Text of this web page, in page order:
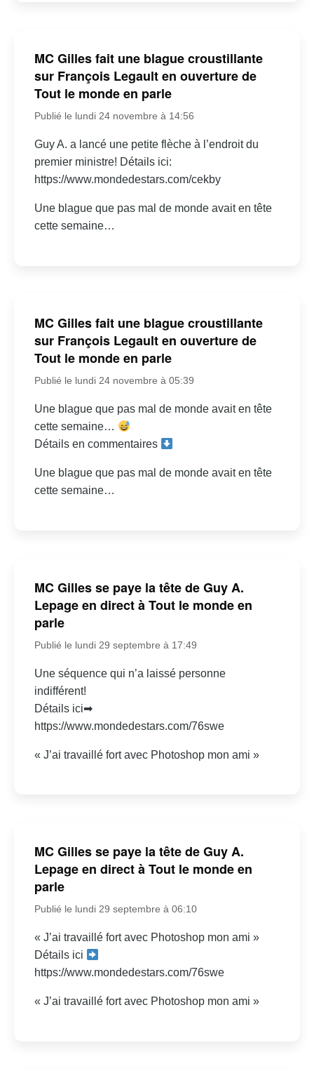
MC Gilles fait une blague croustillante
sur François Legault en ouverture de
Tout le monde en parle
Publié le lundi 24 novembre à 14:56
Guy A. a lancé une petite flèche à l’endroit du
premier ministre! Détails ici:
https://www.mondedestars.com/cekby
Une blague que pas mal de monde avait en tête
cette semaine…
MC Gilles fait une blague croustillante
sur François Legault en ouverture de
Tout le monde en parle
Publié le lundi 24 novembre à 05:39
Une blague que pas mal de monde avait en tête
cette semaine…
Détails en commentaires
Une blague que pas mal de monde avait en tête
cette semaine…
MC Gilles se paye la tête de Guy A.
Lepage en direct à Tout le monde en
parle
Publié le lundi 29 septembre à 17:49
Une séquence qui n’a laissé personne
indifférent!
Détails ici➡
https://www.mondedestars.com/76swe
« J’ai travaillé fort avec Photoshop mon ami »
MC Gilles se paye la tête de Guy A.
Lepage en direct à Tout le monde en
parle
Publié le lundi 29 septembre à 06:10
« J’ai travaillé fort avec Photoshop mon ami »
Détails ici
https://www.mondedestars.com/76swe
« J’ai travaillé fort avec Photoshop mon ami »